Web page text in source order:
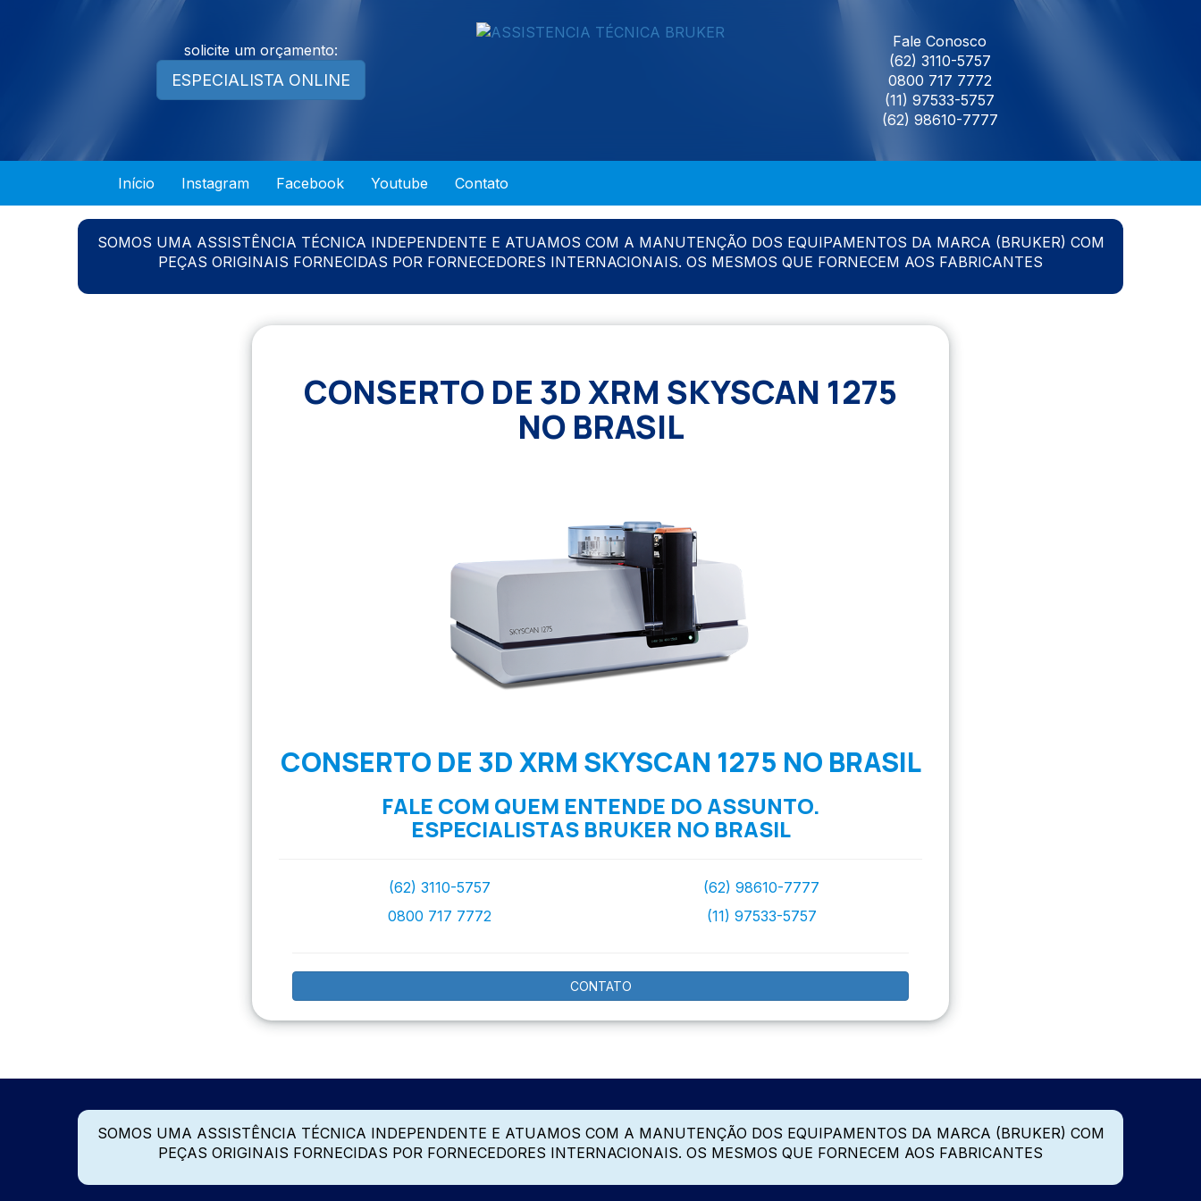
solicite um orçamento:
ESPECIALISTA ONLINE
Fale Conosco
(62) 3110-5757
0800 717 7772
(11) 97533-5757
(62) 98610-7777
Início Instagram Facebook Youtube Contato
SOMOS UMA ASSISTÊNCIA TÉCNICA INDEPENDENTE E ATUAMOS COM A MANUTENÇÃO DOS EQUIPAMENTOS DA MARCA (BRUKER) COM
PEÇAS ORIGINAIS FORNECIDAS POR FORNECEDORES INTERNACIONAIS. OS MESMOS QUE FORNECEM AOS FABRICANTES
CONSERTO DE 3D XRM SKYSCAN 1275
NO BRASIL
CONSERTO DE 3D XRM SKYSCAN 1275 NO BRASIL
FALE COM QUEM ENTENDE DO ASSUNTO.
ESPECIALISTAS BRUKER NO BRASIL
(62) 3110-5757
0800 717 7772
(62) 98610-7777
(11) 97533-5757
CONTATO
SOMOS UMA ASSISTÊNCIA TÉCNICA INDEPENDENTE E ATUAMOS COM A MANUTENÇÃO DOS EQUIPAMENTOS DA MARCA (BRUKER) COM
PEÇAS ORIGINAIS FORNECIDAS POR FORNECEDORES INTERNACIONAIS. OS MESMOS QUE FORNECEM AOS FABRICANTES